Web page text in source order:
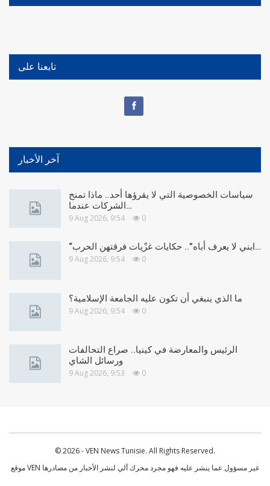
تابعنا على
آخر الأخبار
سياسات الخصوصية التي لا يقرؤها أحد.. ماذا تمنح
الشركات عندما…
9 Aug 2026, 9:54 0
“ابني لا يعرف أباه”.. حكايات غزّيات فرقتهن الحرب…
9 Aug 2026, 9:54 0
ما الذي ينبغي أن تكون عليه الجامعة الإسلامية؟
9 Aug 2026, 9:54 0
الرئيس والمعارضة في كينيا.. صراع التحالفات
ورسائل الشاي
9 Aug 2026, 9:53 0
© 2026 - VEN News Tunisie. All Rights Reserved.
موقع VEN غير مسؤول عما ينشر عليه فهو مجرد محرك ألي لنشر الأخبار من مصادرها